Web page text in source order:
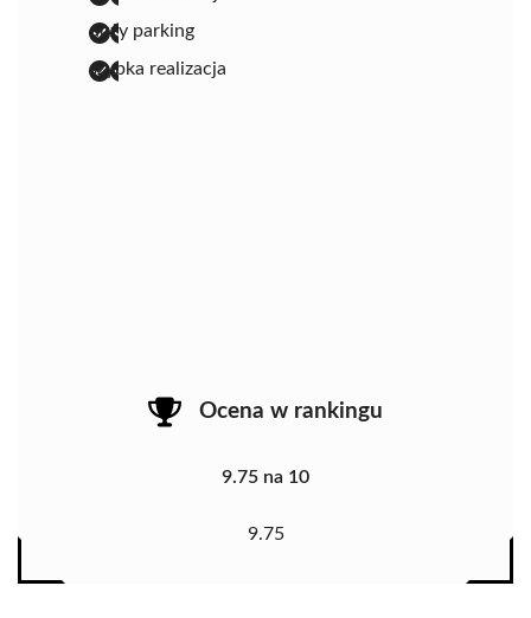
duży parking
szybka realizacja
Ocena w rankingu
9.75 na 10
9.75